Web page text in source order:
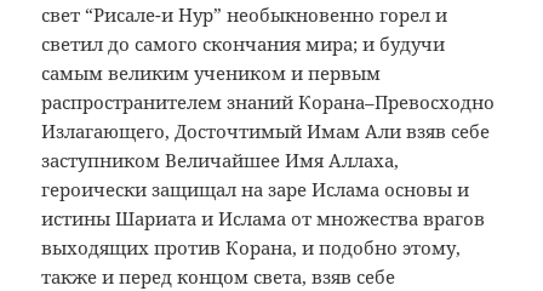
свет “Рисале-и Нур” необыкновенно горел и
светил до самого скончания мира; и будучи
самым великим учеником и первым
распространителем знаний Корана–Превосходно
Излагающего, Досточтимый Имам Али взяв себе
заступником Величайшее Имя Аллаха,
героически защищал на заре Ислама основы и
истины Шариата и Ислама от множества врагов
выходящих против Корана, и подобно этому,
также и перед концом света, взяв себе